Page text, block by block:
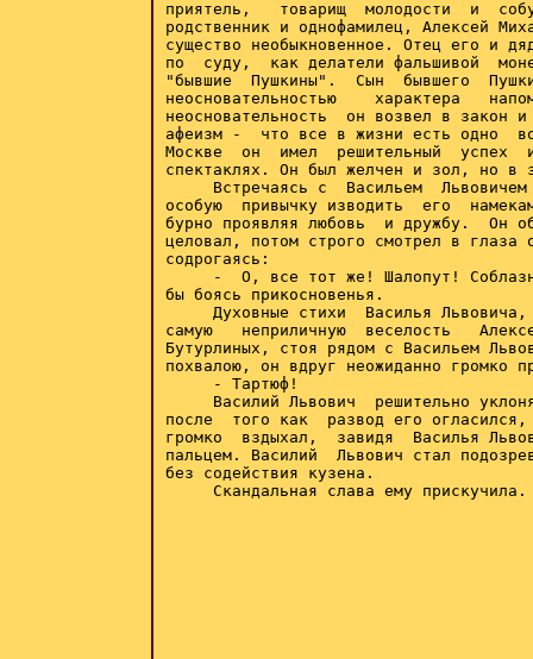
приятель,   товарищ  молодости  и
родственник и однофамилец, Алексей
существо необыкновенное. Отец его и
по  суду,  как делатели фальшивой
"бывшие  Пушкины".  Сын  бывшего
неосновательностью    характера
неосновательность  он возвел в закон
афеизм -  что все в жизни есть одно
Москве  он  имел  решительный  успех
спектаклях. Он был желчен и зол, но в
Встречаясь с  Васильем
особую  привычку изводить  его
бурно проявляя любовь  и дружбу.  Он
целовал, потом строго смотрел в глаза
содрогаясь:
-  О, все тот же! Шалопут!
бы боясь прикосновенья.
Духовные стихи  Василья
самую   неприличную  веселость
Бутурлиных, стоя рядом с Васильем
похвалою, он вдруг неожиданно громко
     - Тартюф!
Василий Львович  решительно
после  того как  развод его
громко  вздыхал,  завидя  Василья
пальцем. Василий  Львович стал
без содействия кузена.
Скандальная слава ему